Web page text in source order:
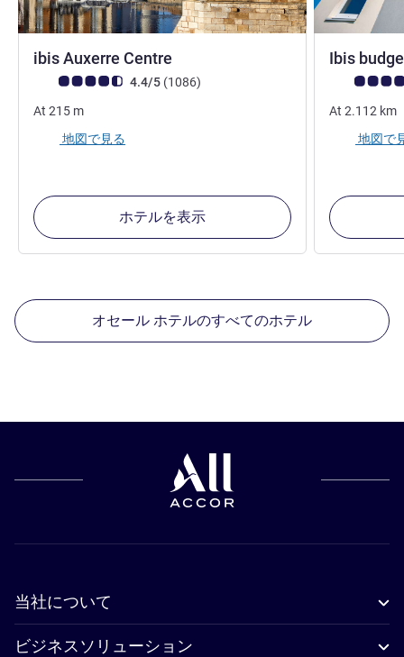
ibis Auxerre Centre
お客さまの声 (確認済みレビュー アコーホテルズ)
4.4/5 (1086件のレビュー
)
At 215 m
地図で見る
ホテルを表示
Ibis
お客さまの
At 2.112 km
地図で
オセール ホテルのすべてのホテル
当社について
ビジネスソリューション